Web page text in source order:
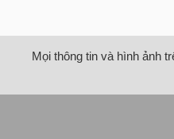
Mọi thông tin và hình ảnh